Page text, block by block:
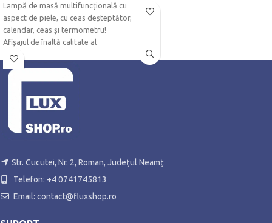
Lampă de masă multifuncțională cu
aspect de piele, cu ceas deșteptător,
calendar, ceas și termometru!
Afișajul de înaltă calitate al
Str. Cucutei, Nr. 2, Roman, Județul Neamț
Telefon: +4 0741745813
Email: contact@fluxshop.ro